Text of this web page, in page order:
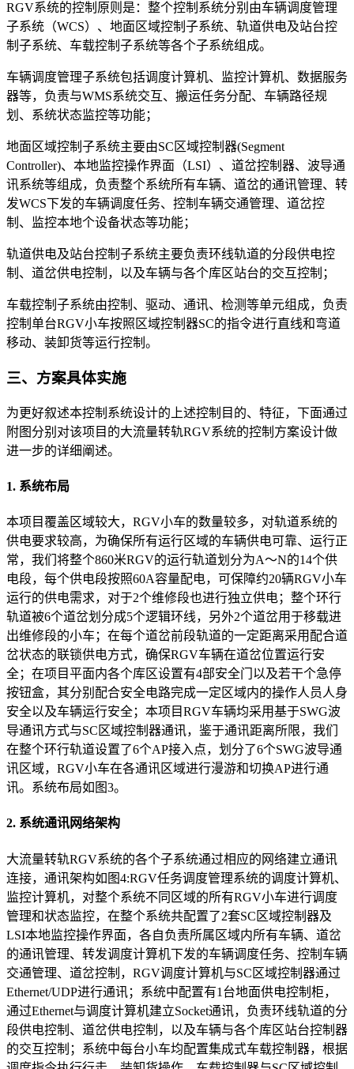
RGV系统的控制原则是：整个控制系统分别由车辆调度管理
子系统（WCS）、地面区域控制子系统、轨道供电及站台控
制子系统、车载控制子系统等各个子系统组成。
车辆调度管理子系统包括调度计算机、监控计算机、数据服务
器等，负责与WMS系统交互、搬运任务分配、车辆路径规
划、系统状态监控等功能；
地面区域控制子系统主要由SC区域控制器(Segment
Controller)、本地监控操作界面（LSI）、道岔控制器、波导通
讯系统等组成，负责整个系统所有车辆、道岔的通讯管理、转
发WCS下发的车辆调度任务、控制车辆交通管理、道岔控
制、监控本地个设备状态等功能；
轨道供电及站台控制子系统主要负责环线轨道的分段供电控
制、道岔供电控制，以及车辆与各个库区站台的交互控制；
车载控制子系统由控制、驱动、通讯、检测等单元组成，负责
控制单台RGV小车按照区域控制器SC的指令进行直线和弯道
移动、装卸货等运行控制。
三、方案具体实施
为更好叙述本控制系统设计的上述控制目的、特征，下面通过
附图分别对该项目的大流量转轨RGV系统的控制方案设计做
进一步的详细阐述。
1. 系统布局
本项目覆盖区域较大，RGV小车的数量较多，对轨道系统的
供电要求较高，为确保所有运行区域的车辆供电可靠、运行正
常，我们将整个860米RGV的运行轨道划分为A～N的14个供
电段，每个供电段按照60A容量配电，可保障约20辆RGV小车
运行的供电需求，对于2个维修段也进行独立供电；整个环行
轨道被6个道岔划分成5个逻辑环线，另外2个道岔用于移载进
出维修段的小车；在每个道岔前段轨道的一定距离采用配合道
岔状态的联锁供电方式，确保RGV车辆在道岔位置运行安
全；在项目平面内各个库区设置有4部安全门以及若干个急停
按钮盒，其分别配合安全电路完成一定区域内的操作人员人身
安全以及车辆运行安全；本项目RGV车辆均采用基于SWG波
导通讯方式与SC区域控制器通讯，鉴于通讯距离所限，我们
在整个环行轨道设置了6个AP接入点，划分了6个SWG波导通
讯区域，RGV小车在各通讯区域进行漫游和切换AP进行通
讯。系统布局如图3。
2. 系统通讯网络架构
大流量转轨RGV系统的各个子系统通过相应的网络建立通讯
连接，通讯架构如图4:RGV任务调度管理系统的调度计算机、
监控计算机，对整个系统不同区域的所有RGV小车进行调度
管理和状态监控，在整个系统共配置了2套SC区域控制器及
LSI本地监控操作界面，各自负责所属区域内所有车辆、道岔
的通讯管理、转发调度计算机下发的车辆调度任务、控制车辆
交通管理、道岔控制，RGV调度计算机与SC区域控制器通过
Ethernet/UDP进行通讯；系统中配置有1台地面供电控制柜，
通过Ethernet与调度计算机建立Socket通讯，负责环线轨道的分
段供电控制、道岔供电控制，以及车辆与各个库区站台控制器
的交互控制；系统中每台小车均配置集成式车载控制器，根据